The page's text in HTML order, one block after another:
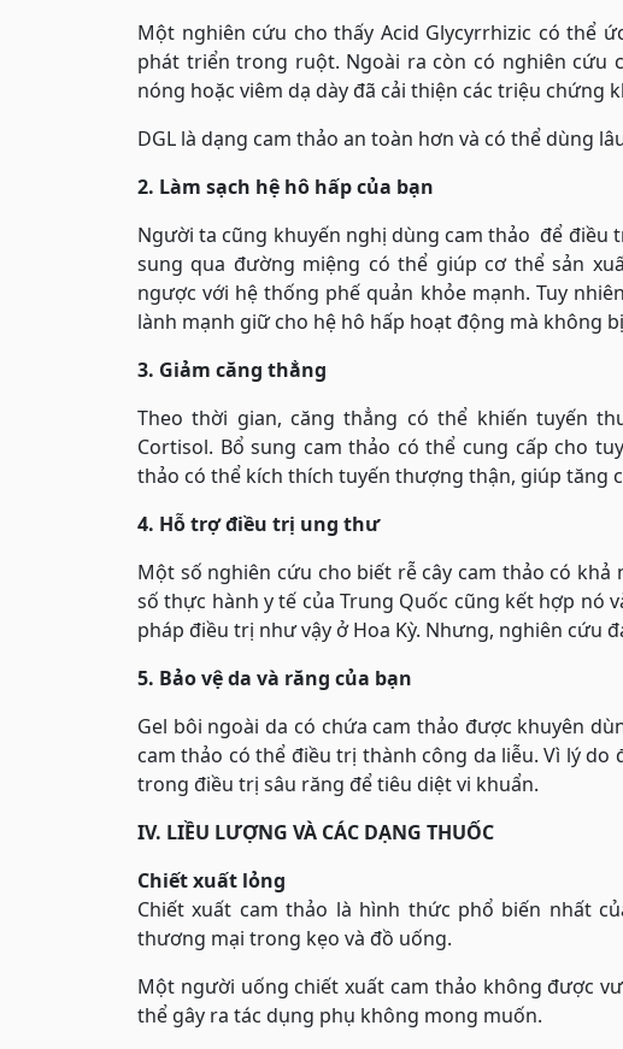
Một nghiên cứu cho thấy Acid Glycyrrhizic có thể
phát triển trong ruột. Ngoài ra còn có nghiên cứu
nóng hoặc viêm dạ dày đã cải thiện các triệu chứng
DGL là dạng cam thảo an toàn hơn và có thể dùng
2. Làm sạch hệ hô hấp của bạn
Người ta cũng khuyến nghị dùng cam thảo để điều
sung qua đường miệng có thể giúp cơ thể sản
ngược với hệ thống phế quản khỏe mạnh. Tuy
lành mạnh giữ cho hệ hô hấp hoạt động mà không
3. Giảm căng thẳng
Theo thời gian, căng thẳng có thể khiến tuyến
Cortisol. Bổ sung cam thảo có thể cung cấp cho
thảo có thể kích thích tuyến thượng thận, giúp tăng
4. Hỗ trợ điều trị ung thư
Một số nghiên cứu cho biết rễ cây cam thảo có
số thực hành y tế của Trung Quốc cũng kết hợp nó
pháp điều trị như vậy ở Hoa Kỳ. Nhưng, nghiên cứu
5. Bảo vệ da và răng của bạn
Gel bôi ngoài da có chứa cam thảo được khuyên
cam thảo có thể điều trị thành công da liễu. Vì lý
trong điều trị sâu răng để tiêu diệt vi khuẩn.
IV. LIỀU LƯỢNG VÀ CÁC DẠNG THUỐC
Chiết xuất lỏng
Chiết xuất cam thảo là hình thức phổ biến nhất
thương mại trong kẹo và đồ uống.
Một người uống chiết xuất cam thảo không được
thể gây ra tác dụng phụ không mong muốn.